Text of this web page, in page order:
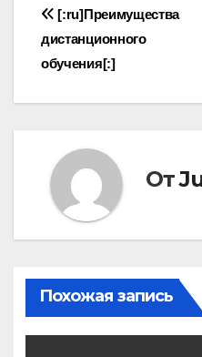
Навигация
по
записям
[:ru]Преимущества
дистанционного
обучения[:]
От
Похожая запись